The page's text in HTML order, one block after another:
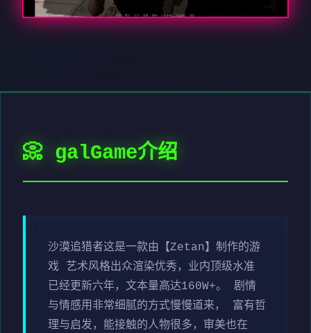
📀 galGame介绍
沙漠追猎者这是一款由【Zetan】制作的游
戏 艺术风格出众渲染优秀，业内顶级水准
已经更新六年，文本量高达160W+。 剧情
与情感用非常细腻的方式慢慢道来， 富有哲
理与启发，能接触的人物很多，审美也在